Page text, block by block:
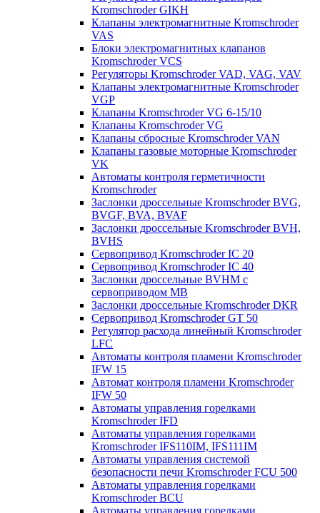
Kromschroder GIKH
Клапаны электромагнитные Kromschroder
VAS
Блоки электромагнитных клапанов
Kromschroder VCS
Регуляторы Kromschroder VAD, VAG, VAV
Клапаны электромагнитные Kromschroder
VGP
Клапаны Kromschroder VG 6-15/10
Клапаны Kromschroder VG
Клапаны сбросные Kromschroder VAN
Клапаны газовые моторные Kromschroder
VK
Автоматы контроля герметичности
Kromschroder
Заслонки дроссельные Kromschroder BVG,
BVGF, BVA, BVAF
Заслонки дроссельные Kromschroder BVH,
BVHS
Сервопривод Kromschroder IC 20
Сервопривод Kromschroder IC 40
Заслонки дроссельные BVHM с
сервоприводом МВ
Заслонки дроссельные Kromschroder DKR
Cервопривод Kromschroder GT 50
Регулятор расхода линейный Kromschroder
LFC
Автоматы контроля пламени Kromschroder
IFW 15
Автомат контроля пламени Kromschroder
IFW 50
Автоматы управления горелками
Kromschroder IFD
Автоматы управления горелками
Kromschroder IFS110IM, IFS111IM
Автоматы управления системой
безопасности печи Kromschroder FCU 500
Автоматы управления горелками
Kromschroder BCU
Автоматы управления горелками